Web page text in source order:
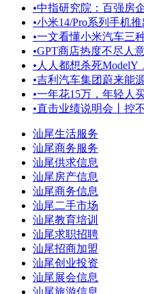
•中指研究院：百强房
•小米14/Pro系列手机
•一文看懂小米汽车三
•GPT商店热度不尽人
• 人人都想杀死ModelY
•吉利汽车集团蔚来能
•一年花15万，年轻人
•直击业绩说明会丨控
汕尾生活服务
汕尾商务服务
汕尾供求信息
汕尾房产信息
汕尾商务信息
汕尾二手市场
汕尾教育培训
汕尾求职招聘
汕尾招商加盟
汕尾创业投资
汕尾展会信息
汕尾旅游信息